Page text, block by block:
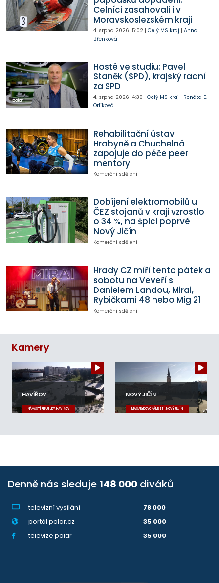
Celníci zasahovali i v
Moravskoslezském kraji
4. srpna 2026 15:02| Celý MS kraj | Anna
Břenková
Hosté ve studiu: Pavel
Staněk (SPD), krajský radní
za SPD
4. srpna 2026 14:30 | Celý MS kraj | Renáta E.
Orlíková
Rehabilitační ústav
Hrabyně a Chuchelná
zapojuje do péče peer
mentory
Komerční sdělení
Dobíjení elektromobilů u
ČEZ stojanů v kraji vzrostlo
o 34 %, na špici poprvé
Nový Jičín
Komerční sdělení
Hrady CZ míří tento pátek a
sobotu na Veveří s
Danielem Landou, Mirai,
Rybičkami 48 nebo Mig 21
Komerční sdělení
Kamery
HAVÍŘOV
NÁMĚSTÍ REPUBLIKY, HAVÍŘOV
NOVÝ JIČÍN
MASARYKOVO NÁMĚSTÍ, NOVÝ JIČÍN
Denně nás sleduje 148 000 diváků
televizní vysílání
78 000
portál polar.cz
35 000
televize.polar
35 000